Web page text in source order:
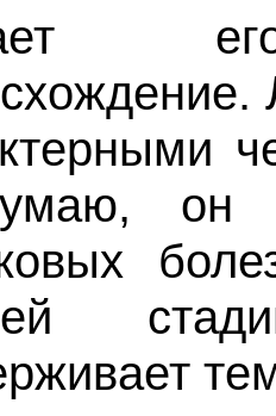
он